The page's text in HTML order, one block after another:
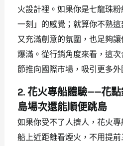
火設計裡。如果你是七龍珠
一刻」的感覺；就算你不熟
又充滿創意的氛圍，也足夠
爆滿。從行銷角度來看，這
節推向國際市場，吸引更多外
2. 花火專船體驗——花
島場次還能順便跳島
如果你受不了人擠人，花火
船上近距離看煙火，不用提